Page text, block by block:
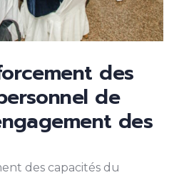
des
de
des
des capacités du